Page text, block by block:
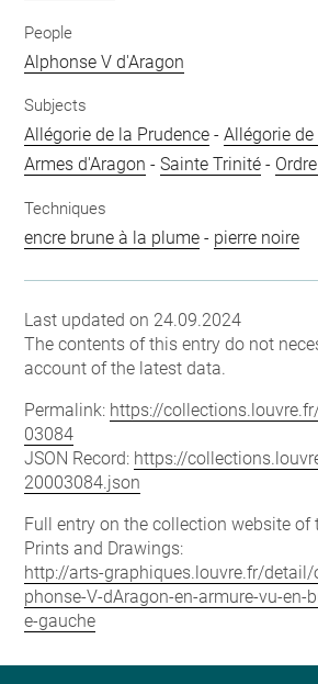
People
Alphonse V d'Aragon
Subjects
Allégorie de la Prudence -Allégorie
Armes d'Aragon -Sainte Trinité -
Techniques
encre brune à la plume - pierre noire
Last updated on 24.09.2024
The contents of this entry do not
account of the latest data.
Permalink: https://
03084
JSON Record: https://
20003084.json
Full entry on the collection website of
Prints and Drawings:
http://arts-graphiques.louvre.fr/
phonse-V-dAragon-en-armure-vu-en-
e-gauche